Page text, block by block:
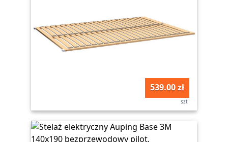
539.00 zł
szt